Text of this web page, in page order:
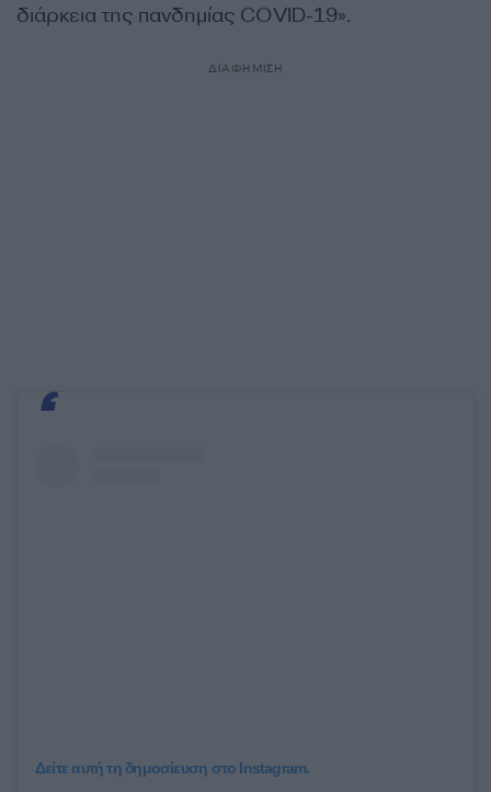
διάρκεια της πανδημίας COVID-19».
ΔΙΑΦΗΜΙΣΗ
Δείτε αυτή τη δημοσίευση στο Instagram.